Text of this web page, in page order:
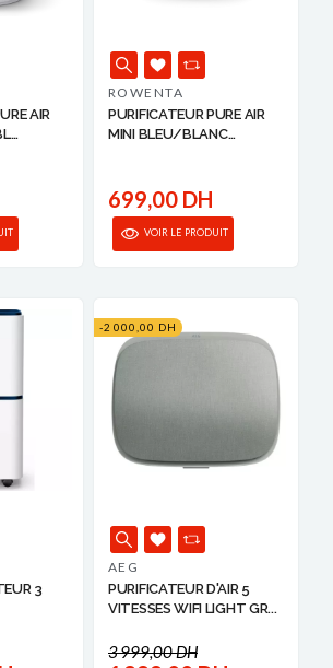
AIR
ROWENTA
PURIFICATEUR PURE AIR
MINI BLEU/BLANC
699,00 DH
VOIR LE PRODUIT
3
-2 000,00 DH
AEG
PURIFICATEUR D'AIR 5
VITESSES WIFI LIGHT GR...
3 999,00 DH